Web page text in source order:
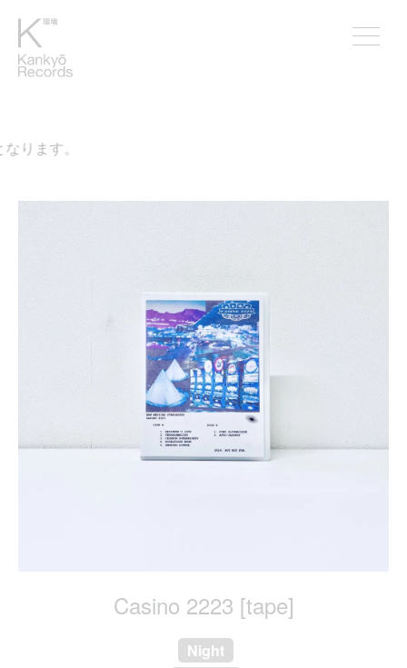
ます。
Casino 2223 [tape]
Night